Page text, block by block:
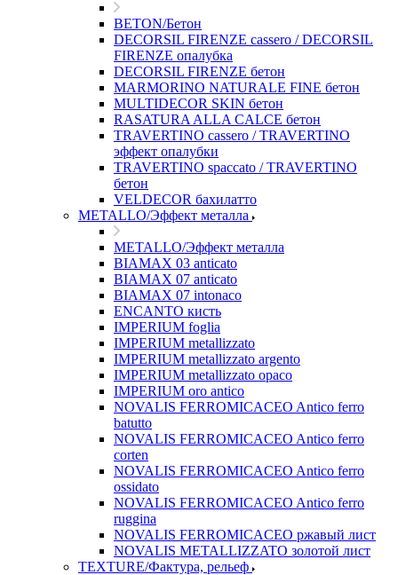
BETON/Бетон
DECORSIL FIRENZE cassero / DECORSIL
FIRENZE опалубка
DECORSIL FIRENZE бетон
MARMORINO NATURALE FINE бетон
MULTIDECOR SKIN бетон
RASATURA ALLA CALCE бетон
TRAVERTINO cassero / TRAVERTINO
эффект опалубки
TRAVERTINO spaccato / TRAVERTINO
бетон
VELDECOR бахилатто
METALLO/Эффект металла
METALLO/Эффект металла
BIAMAX 03 anticato
BIAMAX 07 anticato
BIAMAX 07 intonaco
ENCANTO кисть
IMPERIUM foglia
IMPERIUM metallizzato
IMPERIUM metallizzato argento
IMPERIUM metallizzato opaco
IMPERIUM oro antico
NOVALIS FERROMICACEO Antico ferro
batutto
NOVALIS FERROMICACEO Antico ferro
corten
NOVALIS FERROMICACEO Antico ferro
ossidato
NOVALIS FERROMICACEO Antico ferro
ruggina
NOVALIS FERROMICACEO ржавый лист
NOVALIS METALLIZZATO золотой лист
TEXTURE/Фактура, рельеф